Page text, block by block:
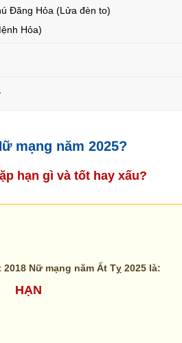
Đăng Hỏa (Lửa đèn to)
Hỏa)
mạng năm 2025?
hạn gì và tốt hay xấu?
Nữ mạng năm Ất Tỵ 2025 là:
HẠN